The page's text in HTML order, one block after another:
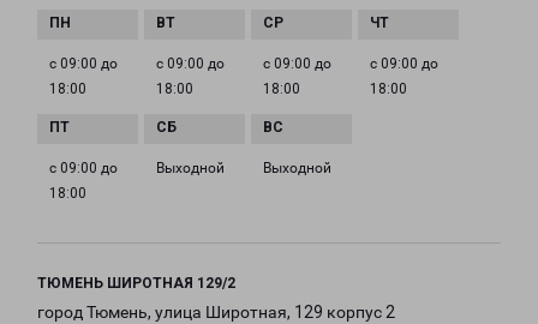
с 09:00 до
18:00
с 09:00 до
18:00
с 09:00 до
18:00
с 09:00 до
18:00
с 09:00 до
18:00
Выходной Выходной
ТЮМЕНЬ ШИРОТНАЯ 129/2
город Тюмень, улица Широтная, 129 корпус 2